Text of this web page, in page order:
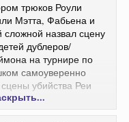
трюков Роули
Мэтта, Фабьена и
назвал сцену
дублеров/
на турнире по
самоуверенно
убийства Реи